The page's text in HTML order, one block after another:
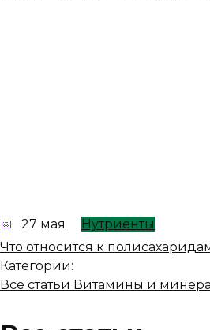
27 мая
Нутриенты
Что относится к
Категории:
Все статьи Витамины и